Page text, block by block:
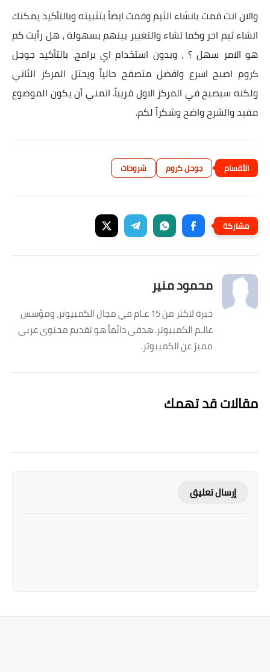
والان انت قمت بانشاء الثيم وقمت ايضاً بتثبيته وبالتأكيد يمكنك
انشاء ثيم اخر وكما تشاء والتغيير بينهم بسهولة ، هل رأيت كم
هو الامر سهل ؟ ، وبدون استخدام اي برامج. بالتأكيد جوجل
كروم اصبح اسرع وافضل متصفح حالياً ويحتل المركز الثاني
ولكنه سيصبح في المركز الاول قريباً. اتمني أن يكون الموضوع
مفيد والشرح واضح وشكراً لكم.
جوجل كروم شروحات
محمود منير
خبرة لاكثر من 15 عـام في مجال الكمبيوتر، ومؤسس
عالـم الكمبيوتر. هدفي دائماً هو تقديم محتوى عربي
مميز عن الكمبيوتر.
مقالات قد تهمك
إرسال تعليق